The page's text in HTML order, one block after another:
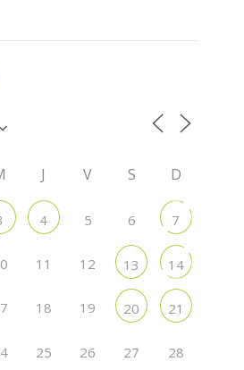
J V S D
4 5 6 7
11 12 13 14
18 19 20 21
25 26 27 28